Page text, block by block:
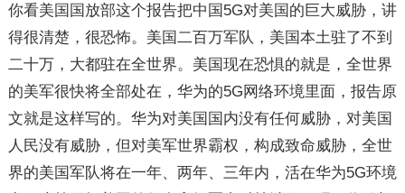
你看美国国放部这个报告把中国5G对美国的巨大威胁，讲
得很清楚，很恐怖。美国二百万军队，美国本土驻了不到
二十万，大都驻在全世界。美国现在恐惧的就是，全世界
的美军很快将全部处在，华为的5G网络环境里面，报告原
文就是这样写的。华为对美国国内没有任何威胁，对美国
人民没有威胁，但对美军世界霸权，构成致命威胁，全世
界的美国军队将在一年、两年、三年内，活在华为5G环境